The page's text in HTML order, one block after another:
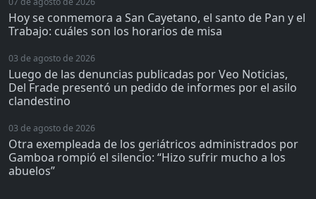
Hoy se conmemora a San Cayetano, el santo de Pan y el
Trabajo: cuáles son los horarios de misa
03 de agosto de 2026
Luego de las denuncias publicadas por Veo Noticias,
Del Frade presentó un pedido de informes por el asilo
clandestino
03 de agosto de 2026
Otra exempleada de los geriátricos administrados por
Gamboa rompió el silencio: “Hizo sufrir mucho a los
abuelos”